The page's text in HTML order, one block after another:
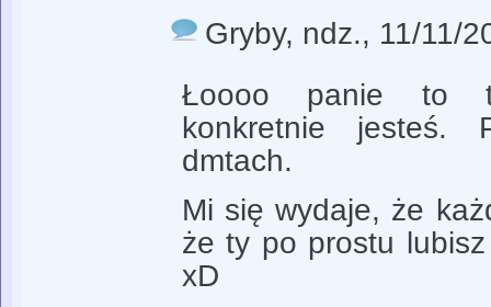
Gryby, ndz., 11/11/
Łoooo panie to ty
konkretnie
dmtach.
Mi się wydaje, że
że ty po prostu
xD